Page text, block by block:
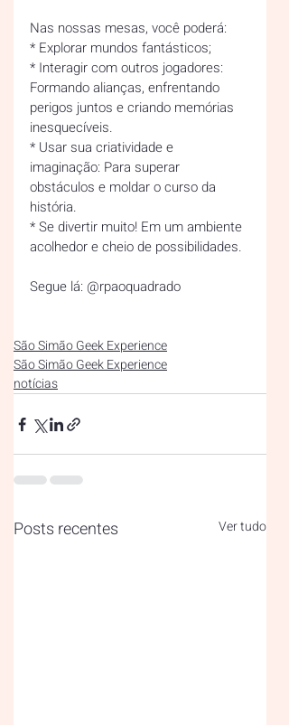
Nas nossas mesas, você poderá:
* Explorar mundos fantásticos;
* Interagir com outros jogadores:
Formando alianças, enfrentando
perigos juntos e criando memórias
inesquecíveis.
* Usar sua criatividade e
imaginação: Para superar
obstáculos e moldar o curso da
história.
* Se divertir muito! Em um ambiente
acolhedor e cheio de possibilidades.
Segue lá: @rpaoquadrado
São Simão Geek Experience
São Simão Geek Experience
notícias
Posts recentes Ver tudo